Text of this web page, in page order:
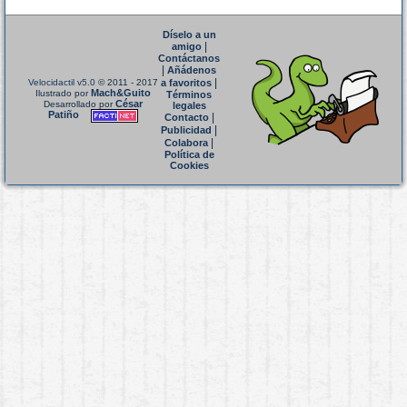
Velocidactil v5.0 © 2011 - 2017
Ilustrado porMach&Guito
Desarrollado porCésar
Patiño
Díselo a un
amigo|
Contáctanos
Añádenos
a favoritos
Términos
legales
Contacto|
Publicidad
Colabora|
Política de
Cookies